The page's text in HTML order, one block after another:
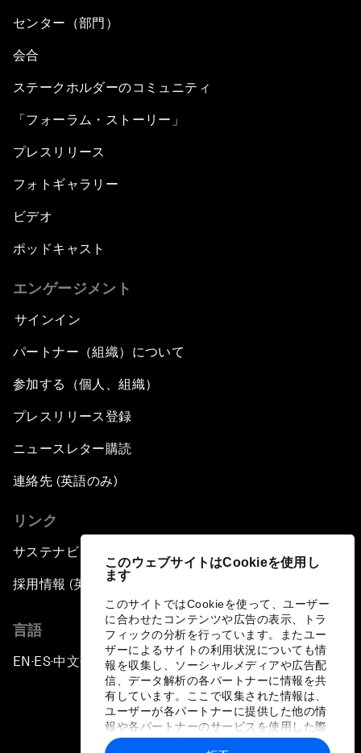
このウェブサイトはCookieを使用し
ます
このサイトではCookieを使って、ユーザー
に合わせたコンテンツや広告の表示、トラ
フィックの分析を行っています。またユー
ザーによるサイトの利用状況についても情
報を収集し、ソーシャルメディアや広告配
信、データ解析の各パートナーに情報を共
有しています。ここで収集された情報は、
ユーザーが各パートナーに提供した他の情
報や各パートナーのサービスを使用した際
に収集された情報と組み合わされ、各パー
センター（部門）
会合
ステークホルダーのコミュニティ
「フォーラム・ストーリー」
プレスリリース
フォトギャラリー
ビデオ
ポッドキャスト
エンゲージメント
サインイン
パートナー（組織）について
参加する（個人、組織）
プレスリリース登録
ニュースレター購読
連絡先 (英語のみ)
リンク
サステナビリティへの取り組み
採用情報 (英語のみ)
言語
EN ▪ES▪中文▪ 日本語